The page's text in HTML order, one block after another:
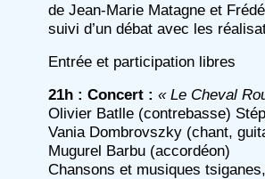
de Jean-Marie Matagne et
suivi d’un débat avec les
Entrée et participation libres
21h : Concert : « Le Cheval
Olivier Batlle (contrebasse)
Vania Dombrovszky (chant,
Mugurel Barbu (accordéon)
Chansons et musiques